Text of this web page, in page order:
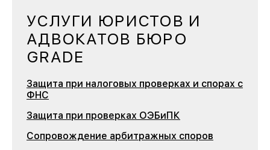
УСЛУГИ ЮРИСТОВ И
АДВОКАТОВ БЮРО
GRADE
Защита при налоговых проверках и спорах с
ФНС
Защита при проверках ОЭБиПК
Сопровождение арбитражных споров